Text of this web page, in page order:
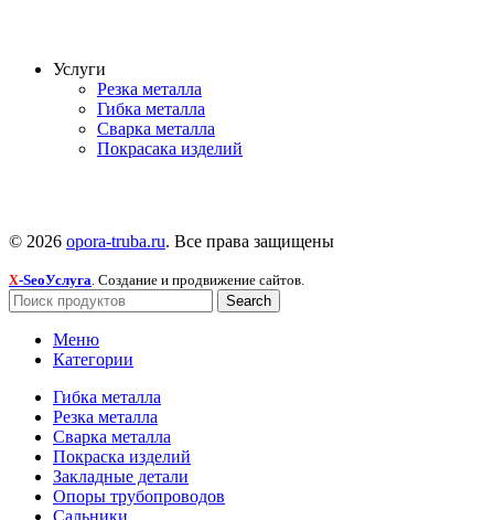
Услуги
Резка металла
Гибка металла
Сварка металла
Покрасака изделий
© 2026 opora-truba.ru. Все права защищены
X-SeoУслуга. Создание и продвижение сайтов.
Search
Меню
Категории
Гибка металла
Резка металла
Сварка металла
Покраска изделий
Закладные детали
Опоры трубопроводов